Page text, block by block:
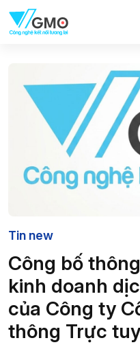
Tin new
Công bố
kinh doanh
của Công ty
thông Trực